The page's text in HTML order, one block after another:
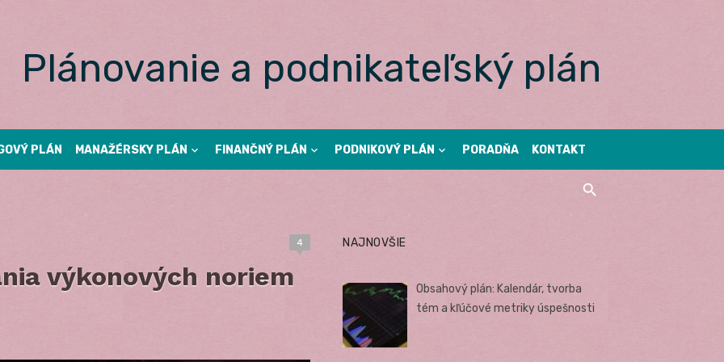
Plánovanie a podnikateľský plán
PLÁN MANAŽÉRSKY PLÁN FINANČNÝ PLÁN PODNIKOVÝ PLÁN PORADŇA KONTAKT
4
výkonových noriem
NAJNOVŠIE
Obsahový plán: Kalendár, tvorba
tém a kľúčové metriky úspešnosti